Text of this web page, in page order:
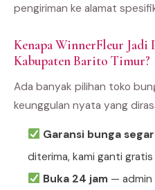
pengiriman ke alamat
Kenapa WinnerFleur
Kabupaten Barito Timur?
Ada banyak pilihan toko
keunggulan nyata yang
Garansi bunga segar
diterima, kami ganti
Buka 24 jam— admin